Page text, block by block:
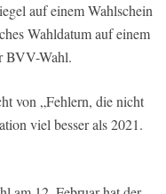
auf einem Wahlschein
Wahldatum auf einem
BVV-Wahl.
von „Fehlern, die nicht
viel besser als 2021.